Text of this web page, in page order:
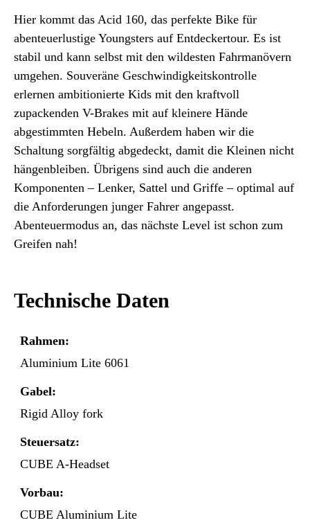
Hier kommt das Acid 160, das perfekte Bike für
abenteuerlustige Youngsters auf Entdeckertour. Es ist
stabil und kann selbst mit den wildesten Fahrmanövern
umgehen. Souveräne Geschwindigkeitskontrolle
erlernen ambitionierte Kids mit den kraftvoll
zupackenden V-Brakes mit auf kleinere Hände
abgestimmten Hebeln. Außerdem haben wir die
Schaltung sorgfältig abgedeckt, damit die Kleinen nicht
hängenbleiben. Übrigens sind auch die anderen
Komponenten – Lenker, Sattel und Griffe – optimal auf
die Anforderungen junger Fahrer angepasst.
Abenteuermodus an, das nächste Level ist schon zum
Greifen nah!
Technische Daten
Rahmen:
Aluminium Lite 6061
Gabel:
Rigid Alloy fork
Steuersatz:
CUBE A-Headset
Vorbau:
CUBE Aluminium Lite